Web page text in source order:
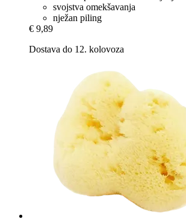
svojstva omekšavanja
nježan piling
€ 9,89
Dostava do 12. kolovoza